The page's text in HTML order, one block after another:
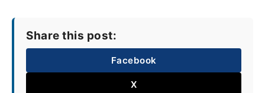
Share this post:
Facebook
X